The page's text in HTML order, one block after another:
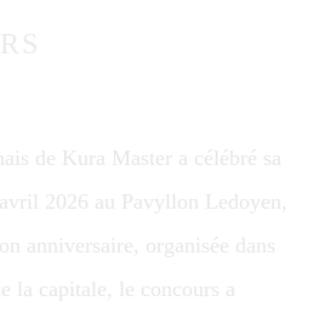
de Kura Master a célébré sa
2026 au Pavyllon Ledoyen,
anniversaire, organisée dans
la capitale, le concours a